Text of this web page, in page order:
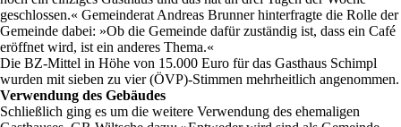
geschlossen.« Gemeinderat Andreas Brunner hinterfragte die Rolle der
Gemeinde dabei: »Ob die Gemeinde dafür zuständig ist, dass ein Café
eröffnet wird, ist ein anderes Thema.«
Die BZ-Mittel in Höhe von 15.000 Euro für das Gasthaus Schimpl
wurden mit sieben zu vier (ÖVP)-Stimmen mehrheitlich angenommen.
Verwendung des Gebäudes
Schließlich ging es um die weitere Verwendung des ehemaligen